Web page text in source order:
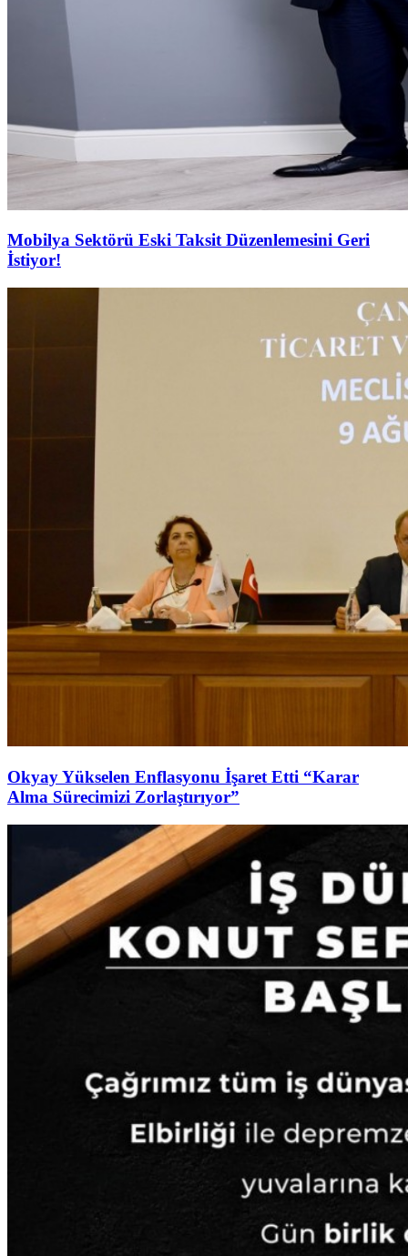
Mobilya Sektörü Eski Taksit Düzenlemesini Geri
İstiyor!
Okyay Yükselen Enflasyonu İşaret Etti “Karar
Alma Sürecimizi Zorlaştırıyor”